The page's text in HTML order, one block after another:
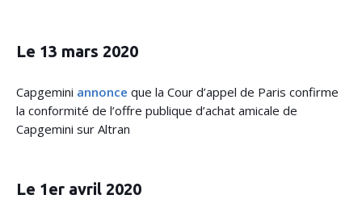
Le 13 mars 2020
Capgemini annonce que la Cour d’appel de Paris confirme
la conformité de l’offre publique d’achat amicale de
Capgemini sur Altran
Le 1er avril 2020